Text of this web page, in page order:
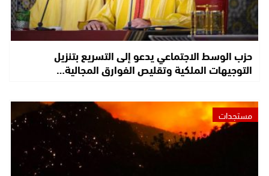
حزب الوسط الاجتماعي يدعو إلى التسريع بتنزيل
التوجيهات الملكية وتقليص الفوارق المجالية…
مستجدات